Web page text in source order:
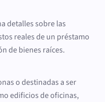
detalles sobre las
reales de un préstamo
de bienes raíces.
o destinadas a ser
edificios de oficinas,